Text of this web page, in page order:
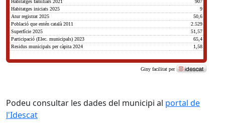
Podeu consultar les dades del municipi al portal de
l'Idescat